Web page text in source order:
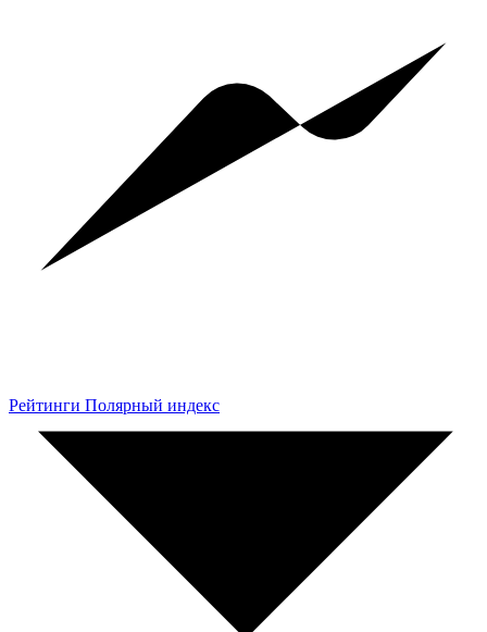
Рейтинги Полярный индекс